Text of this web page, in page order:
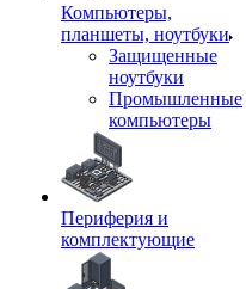
Компьютеры,
планшеты, ноутбуки
Защищенные
ноутбуки
Промышленные
компьютеры
Периферия и
комплектующие